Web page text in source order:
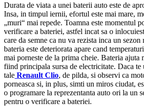
Durata de viata a unei baterii auto este de
Insa, in timpul iernii, efortul este mai mare,
„muri“ mai repede. Toamna este momentul
verificare a bateriei, astfel incat sa o
care da semne ca nu va rezista inca un
bateria este deteriorata apare cand
mai porneste de la prima cheie. Bateria ajuta
fiind principala sursa de electricitate. Daca
tale Renault Clio, de pilda, si observi ca
porneasca si, in plus, simti un miros ciudat,
o programare la reprezentanta auto ori la un
pentru o verificare a bateriei.